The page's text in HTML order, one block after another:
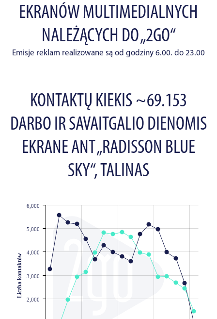
EKRANÓW MULTIMEDIALNYCH
NALEŻĄCYCH DO „2GO“
Emisje reklam realizowane są od godziny 6.00. do 23.00
KONTAKTŲ KIEKIS ~69.153
DARBO IR SAVAITGALIO DIENOMIS
EKRANE ANT „RADISSON BLUE
SKY“, TALINAS
2,000
3,000
4,000
5,000
6,000
Liczba kontaktów
JS chart by amCharts